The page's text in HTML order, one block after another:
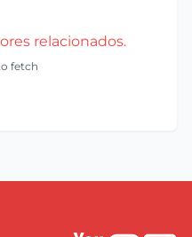
relacionados.
fetch